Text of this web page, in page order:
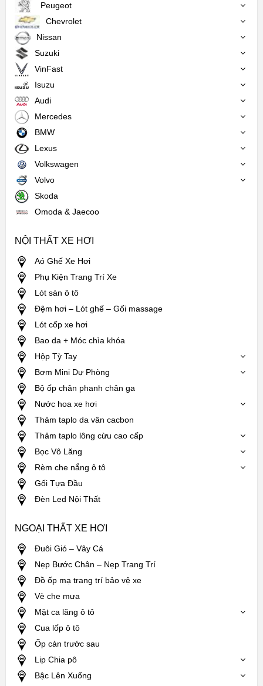
Peugeot
Chevrolet
Nissan
Suzuki
VinFast
Isuzu
Audi
Mercedes
BMW
Lexus
Volkswagen
Volvo
Skoda
Omoda & Jaecoo
NỘI THẤT XE HƠI
Aó Ghế Xe Hơi
Phụ Kiện Trang Trí Xe
Lót sàn ô tô
Đệm hơi – Lót ghế – Gối massage
Lót cốp xe hơi
Bao da + Móc chìa khóa
Hộp Tỳ Tay
Bơm Mini Dự Phòng
Bộ ốp chân phanh chân ga
Nước hoa xe hơi
Thảm taplo da vân cacbon
Thảm taplo lông cừu cao cấp
Bọc Vô Lăng
Rèm che nắng ô tô
Gối Tựa Đầu
Đèn Led Nội Thất
NGOẠI THẤT XE HƠI
Đuôi Gió – Vây Cá
Nẹp Bước Chân – Nẹp Trang Trí
Đồ ốp mạ trang trí bảo vệ xe
Vè che mưa
Mặt ca lăng ô tô
Cua lốp ô tô
Ốp cản trước sau
Lip Chia pô
Bậc Lên Xuống